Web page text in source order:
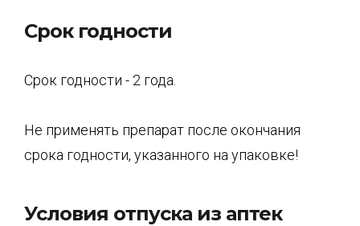
Срок годности
Срок годности - 2 года.
Не применять препарат после окончания
срока годности, указанного на упаковке!
Условия отпуска из аптек